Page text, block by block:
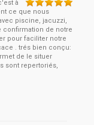
à
ce que nous
piscine, jacuzzi,
confirmation de notre
pour faciliter notre
. trés bien conçu:
de le situer
sont repertoriés,